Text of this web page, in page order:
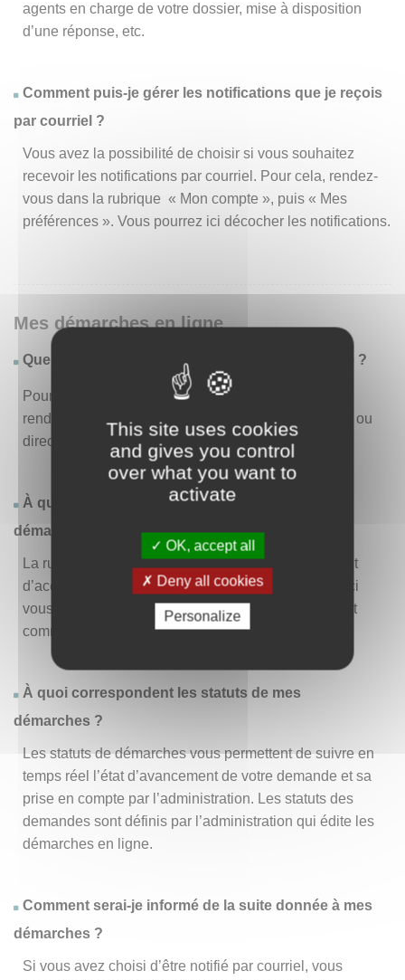
This site uses cookies
and gives you control
over what you want to
activate
OK, accept all
Deny all cookies
Personalize
agents en charge de votre dossier, mise à disposition
d’une réponse, etc.
Comment puis-je gérer les notifications que je reçois
par courriel ?
Vous avez la possibilité de choisir si vous souhaitez
recevoir les notifications par courriel. Pour cela, rendez-
vous dans la rubrique « Mon compte », puis « Mes
préférences ». Vous pourrez ici décocher les notifications.
Mes démarches en ligne
Quelles sont les démarches disponibles en ligne ?
Pour consulter la liste des démarches disponibles,
rendez-vous dans le menu « Liste des démarches » ou
directement en page d’accueil.
À quoi correspond la rubrique « Effectuer une
démarche » ?
La rubrique « Effectuer une démarche » vous permet
d’accéder à la liste des démarches disponibles. D’ici
vous pouvez choisir la démarche vous intéressant et
commencer à la remplir en un clic.
À quoi correspondent les statuts de mes
démarches ?
Les statuts de démarches vous permettent de suivre en
temps réel l’état d’avancement de votre demande et sa
prise en compte par l’administration. Les statuts des
demandes sont définis par l’administration qui édite les
démarches en ligne.
Comment serai-je informé de la suite donnée à mes
démarches ?
Si vous avez choisi d’être notifié par courriel, vous